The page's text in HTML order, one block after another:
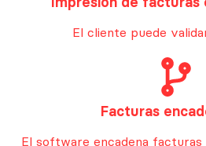
El cliente puede
Facturas
El software encadena facturas